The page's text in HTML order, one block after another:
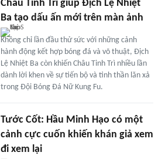
Châu Tinh Trì giúp Địch Lệ Nhiệt
Ba tạo dấu ấn mới trên màn ảnh
Không chỉ lần đầu thử sức với những cảnh
hành động kết hợp bóng đá và võ thuật, Địch
Lệ Nhiệt Ba còn khiến Châu Tinh Trì nhiều lần
dành lời khen về sự tiến bộ và tinh thần lăn xả
trong Đội Bóng Đá Nữ Kung Fu.
Tước Cốt: Hầu Minh Hạo có một
cảnh cực cuốn khiến khán giả xem
đi xem lại